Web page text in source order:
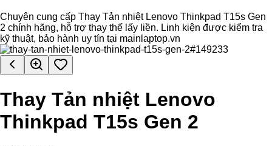
Chuyên cung cấp Thay Tản nhiệt Lenovo Thinkpad T15s Gen
2 chính hãng, hỗ trợ thay thế lấy liền. Linh kiện được kiểm tra
kỹ thuật, bảo hành uy tín tại mainlaptop.vn
Thay Tản nhiệt Lenovo
Thinkpad T15s Gen 2